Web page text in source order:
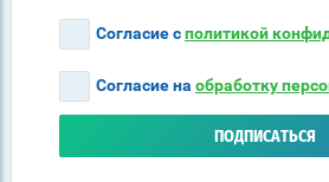
Согласие сполитикой
Согласие на обработку
ПОДПИСАТЬСЯ